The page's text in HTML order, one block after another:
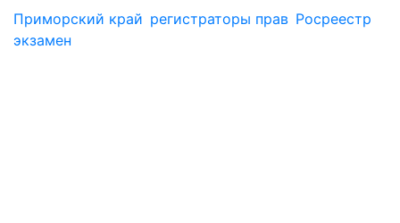
Приморский край регистраторы прав Росреестр
экзамен